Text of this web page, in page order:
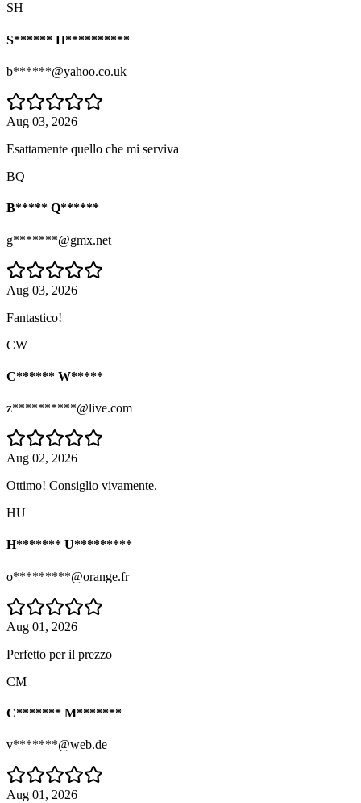
SH
S****** H**********
b******@yahoo.co.uk
Aug 03, 2026
Esattamente quello che mi serviva
BQ
B***** Q******
g*******@gmx.net
Aug 03, 2026
Fantastico!
CW
C****** W*****
z**********@live.com
Aug 02, 2026
Ottimo! Consiglio vivamente.
HU
H******* U*********
o*********@orange.fr
Aug 01, 2026
Perfetto per il prezzo
CM
C******* M*******
v*******@web.de
Aug 01, 2026